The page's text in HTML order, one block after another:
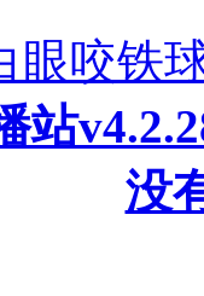
眼咬铁
站
没